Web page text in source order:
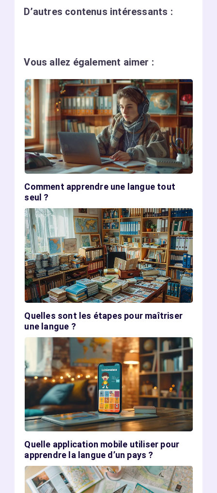
D’autres contenus intéressants :
Vous allez également aimer :
Comment apprendre une langue tout
seul ?
Quelles sont les étapes pour maîtriser
une langue ?
Quelle application mobile utiliser pour
apprendre la langue d’un pays ?